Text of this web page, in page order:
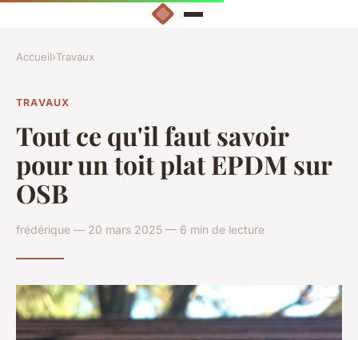
Accueil›Travaux
TRAVAUX
Tout ce qu'il faut savoir
pour un toit plat EPDM sur
OSB
frédérique — 20 mars 2025 — 6 min de lecture